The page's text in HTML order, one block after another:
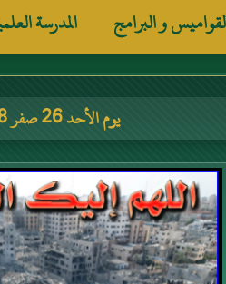
و البرامج المدرسة
يوم الأحد 26 صفر 1448 هجرية